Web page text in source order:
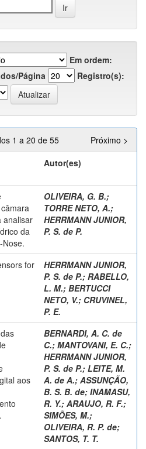
Em ordem:
Página
Registro(s):
1 a 20 de 55
Próximo >
Autor(es)
analisar
da
Nose.
OLIVEIRA, G. B.;
TORRE NETO, A.;
HERRMANN JUNIOR,
P. S. de P.
for
HERRMANN JUNIOR,
P. S. de P.; RABELLO,
L. M.; BERTUCCI
NETO, V.; CRUVINEL,
P. E.
aos
BERNARDI, A. C. de
C.; MANTOVANI, E. C.;
HERRMANN JUNIOR,
P. S. de P.; LEITE, M.
A. de A.; ASSUNÇÃO,
B. S. B. de; INAMASU,
R. Y.; ARAUJO, R. F.;
SIMÕES, M.;
OLIVEIRA, R. P. de;
SANTOS, T. T.